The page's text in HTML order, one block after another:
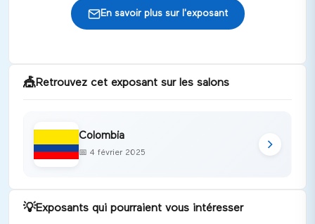
En savoir plus sur l'exposant
🎪Retrouvez cet exposant sur les salons
Colombia
📅 4 février 2025
💡Exposants qui pourraient vous intéresser